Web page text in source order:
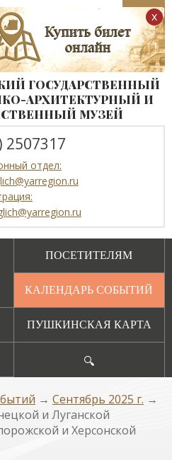
СЛАБОВИДЯЩИХ
АВТОНОМНОЕ УЧРЕЖДЕНИЕ
ОБЛАСТИ
ГОСУДАРСТВЕННЫЙ
АРХИТЕКТУРНЫЙ И
МУЗЕЙ
2507317
отдел:
ПОСЕТИТЕЛЯМ
КАЛЕНДАРЬ СОБЫТИЙ
ПУШКИНСКАЯ КАРТА
🔍
→ Сентябрь 2025 г. →
и Луганской
и Херсонской
x